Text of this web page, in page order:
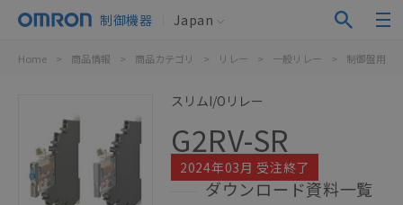
制御機器 Japan
Home > 商品情報 > 商品カテゴリ > リレー > 一般リレー > 制御盤用
スリムI/Oリレー
G2RV-SR
2024年03月 受注終了
ダウンロード資料一覧